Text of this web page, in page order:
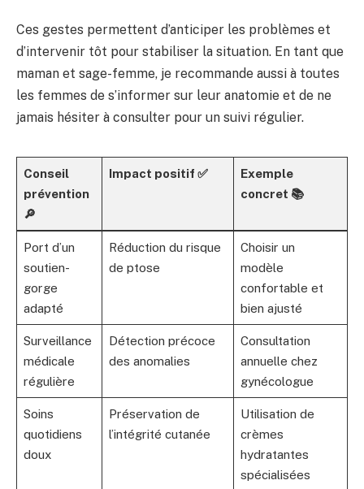
Ces gestes permettent d’anticiper les problèmes et
d’intervenir tôt pour stabiliser la situation. En tant que
maman et sage-femme, je recommande aussi à toutes
les femmes de s’informer sur leur anatomie et de ne
jamais hésiter à consulter pour un suivi régulier.
Conseil
prévention
🔎
Impact positif ✅
Exemple
concret 📚
Port d’un
soutien-
gorge
adapté
Réduction du risque
de ptose
Choisir un
modèle
confortable et
bien ajusté
Surveillance
médicale
régulière
Détection précoce
des anomalies
Consultation
annuelle chez
gynécologue
Soins
quotidiens
doux
Préservation de
l’intégrité cutanée
Utilisation de
crèmes
hydratantes
spécialisées